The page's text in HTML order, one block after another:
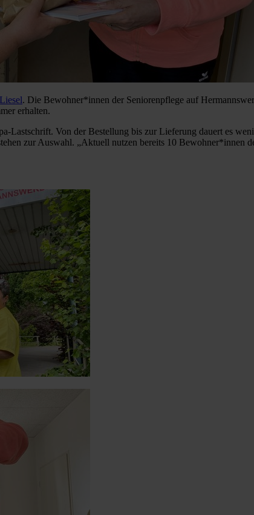
. Die Bewohner*innen der Seniorenpflege auf
erhalten.
Lastschrift. Von der Bestellung bis zur Lieferung dauert es
zur Auswahl. „Aktuell nutzen bereits 10 Bewohner*innen